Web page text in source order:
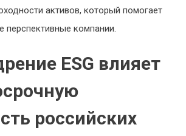
активов, который помогает
перспективные компании.
ESG влияет
российских